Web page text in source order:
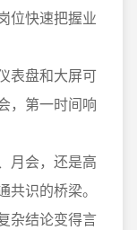
位快速把握业
表盘和大屏可
，第一时间响
月会，还是高
识的桥梁。
杂结论变得言